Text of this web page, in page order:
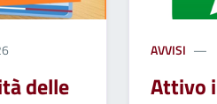
delle
AVVISI
Attivo